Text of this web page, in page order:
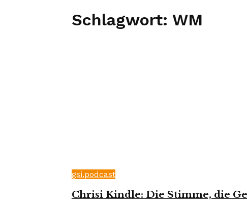
Schlagwort: WM
gsi.podcast
Chrisi Kindle: Die Stimme, die